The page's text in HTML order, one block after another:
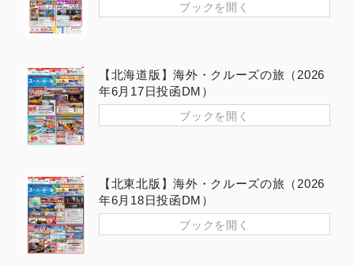
ブックを開く
【北海道版】海外・クルーズの旅（2026
年6月17日投函DM）
ブックを開く
【北東北版】海外・クルーズの旅（2026
年6月18日投函DM）
ブックを開く